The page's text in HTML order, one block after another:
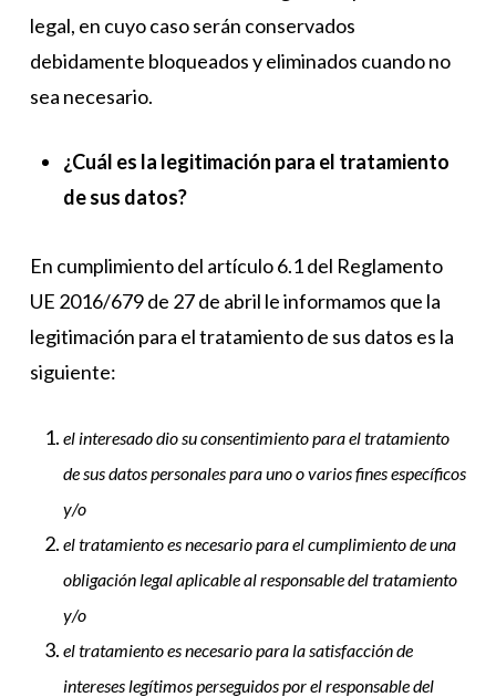
legal, en cuyo caso serán conservados
debidamente bloqueados y eliminados cuando no
sea necesario.
¿Cuál es la legitimación para el tratamiento
de sus datos?
En cumplimiento del artículo 6.1 del Reglamento
UE 2016/679 de 27 de abril le informamos que la
legitimación para el tratamiento de sus datos es la
siguiente:
el interesado dio su consentimiento para el tratamiento
de sus datos personales para uno o varios fines específicos
y/o
el tratamiento es necesario para el cumplimiento de una
obligación legal aplicable al responsable del tratamiento
y/o
el tratamiento es necesario para la satisfacción de
intereses legítimos perseguidos por el responsable del